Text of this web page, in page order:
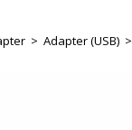
> Adapter (USB) >